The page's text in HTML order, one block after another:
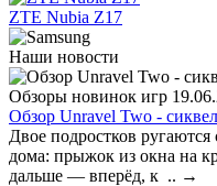
ZTE Nubia Z17
Наши новости
Обзоры новинок игр
Обзор Unravel Two -
Двое подростков
дома: прыжок из окна на
дальше — вперёд, к .. →